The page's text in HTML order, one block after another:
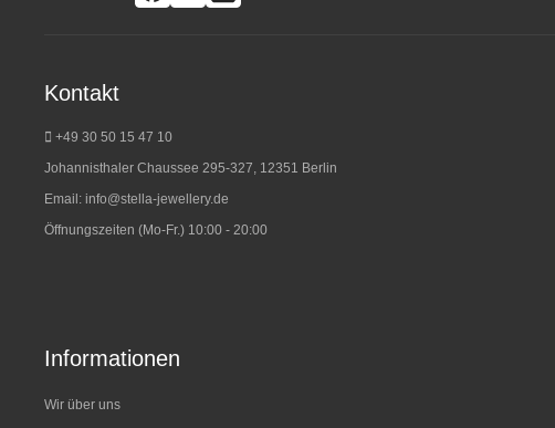
Kontakt
+49 30 50 15 47 10
Johannisthaler Chaussee 295-327, 12351 Berlin
Email: info@stella-jewellery.de
Öffnungszeiten (Mo-Fr.) 10:00 - 20:00
Informationen
Wir über uns